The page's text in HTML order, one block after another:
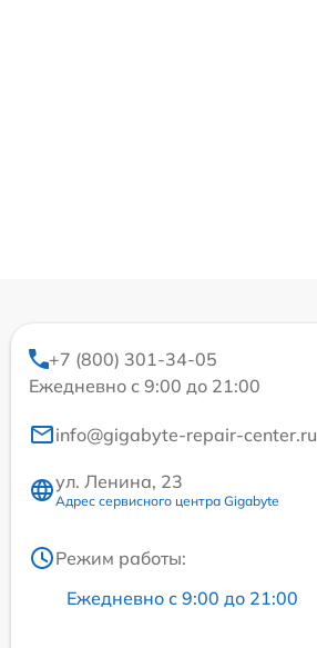
+7 (800) 301-34-05
Ежедневно с 9:00 до 21:00
info@gigabyte-repair-center.ru
ул. Ленина, 23
Адрес сервисного центра Gigabyte
Режим работы:
Ежедневно с 9:00 до 21:00